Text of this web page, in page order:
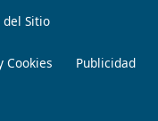
del Sitio
Cookies Publicidad